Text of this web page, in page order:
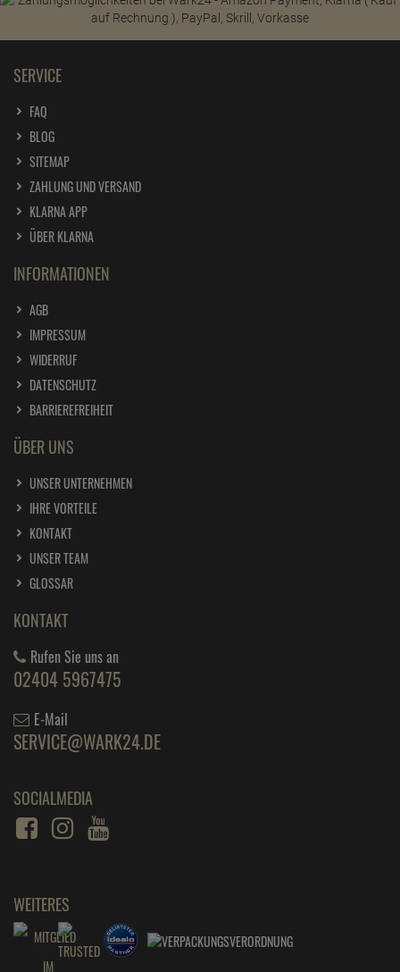
SERVICE
FAQ
BLOG
SITEMAP
ZAHLUNG UND VERSAND
KLARNA APP
ÜBER KLARNA
INFORMATIONEN
AGB
IMPRESSUM
WIDERRUF
DATENSCHUTZ
BARRIEREFREIHEIT
ÜBER UNS
UNSER UNTERNEHMEN
IHRE VORTEILE
KONTAKT
UNSER TEAM
GLOSSAR
KONTAKT
Rufen Sie uns an
02404 5967475
E-Mail
SERVICE@WARK24.DE
SOCIALMEDIA
WEITERES